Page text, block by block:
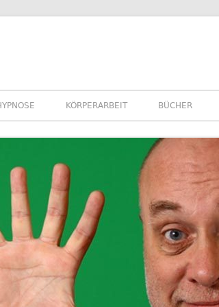
KÖRPERARBEIT BÜCHER